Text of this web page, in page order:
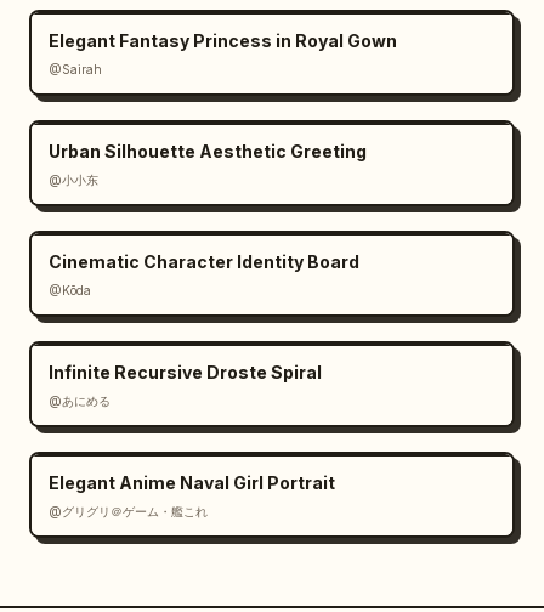
Elegant Fantasy Princess in Royal Gown
@Sairah
Urban Silhouette Aesthetic Greeting
@小小东
Cinematic Character Identity Board
@Kōda
Infinite Recursive Droste Spiral
@あにめる
Elegant Anime Naval Girl Portrait
@グリグリ＠ゲーム・艦これ